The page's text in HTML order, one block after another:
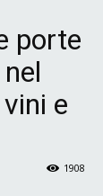
porte
e
1908